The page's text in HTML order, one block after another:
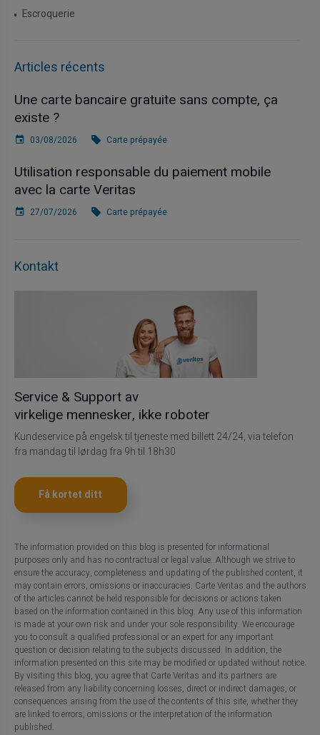
Escroquerie
Articles récents
Une carte bancaire gratuite sans compte, ça
existe ?
03/08/2026 Carte prépayée
Utilisation responsable du paiement mobile
avec la carte Veritas
27/07/2026 Carte prépayée
Kontakt
Service & Support av
virkelige mennesker, ikke roboter
Kundeservice på engelsk til tjeneste med billett 24/24, via telefon
fra mandag til lørdag fra 9h til 18h30
Få kortet ditt
The information provided on this blog is presented for informational
purposes only and has no contractual or legal value. Although we strive to
ensure the accuracy, completeness and updating of the published content, it
may contain errors, omissions or inaccuracies. Carte Veritas and the authors
of the articles cannot be held responsible for decisions or actions taken
based on the information contained in this blog. Any use of this information
is made at your own risk and under your sole responsibility. We encourage
you to consult a qualified professional or an expert for any important
question or decision relating to the subjects discussed. In addition, the
information presented on this site may be modified or updated without notice.
By visiting this blog, you agree that Carte Veritas and its partners are
released from any liability concerning losses, direct or indirect damages, or
consequences arising from the use of the contents of this site, whether they
are linked to errors, omissions or the interpretation of the information
published.